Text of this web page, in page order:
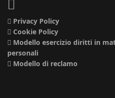
Privacy Policy
Cookie Policy
Modello esercizio diritti in
personali
Modello di reclamo